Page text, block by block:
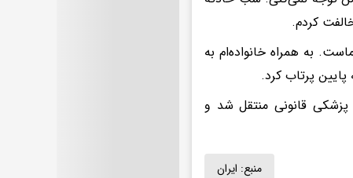
کردم.
به همراه خانواده‌ام به
پرتاب کرد.
پزشکی قانونی منتقل شد و
منبع: ایران